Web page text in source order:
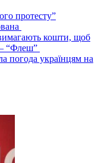
протесту”
кошти, щоб
– “Флеш”
погода українцям на